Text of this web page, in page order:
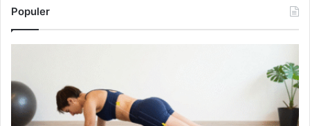
Populer